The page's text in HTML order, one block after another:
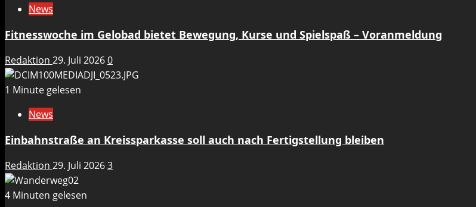
News
Fitnesswoche im Gelobad bietet Bewegung, Kurse und Spielspaß – Voranmeldung
Redaktion 29. Juli 20260
1 Minute gelesen
News
Einbahnstraße an Kreissparkasse soll auch nach Fertigstellung bleiben
Redaktion 29. Juli 20263
4 Minuten gelesen